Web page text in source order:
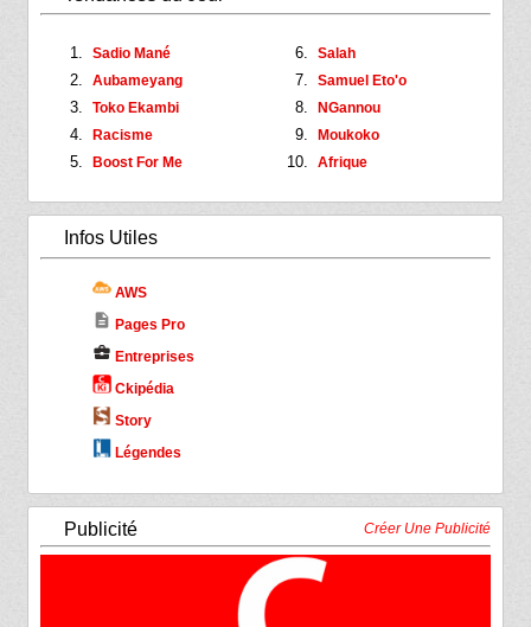
Sadio Mané
Aubameyang
Toko Ekambi
Racisme
Boost For Me
Salah
Samuel Eto'o
NGannou
Moukoko
Afrique
Infos Utiles
AWS
description Pages Pro
business_center Entreprises
Ckipédia
Story
Légendes
Publicité Créer Une Publicité